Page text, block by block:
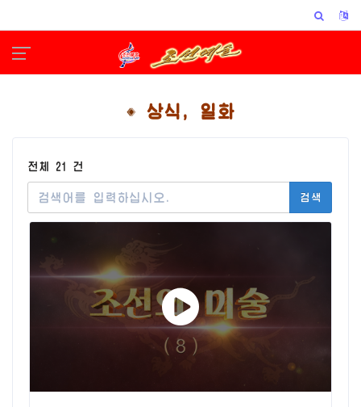
상식, 일화
전체 21 건
검색